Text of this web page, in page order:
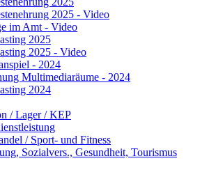
2025 - Video
im Amt - Video
2025
2025 - Video
- 2024
Multimediaräume - 2024
2024
/ Lager / KEP
/ Sport- und Fitness
Sozialvers., Gesundheit, Tourismus